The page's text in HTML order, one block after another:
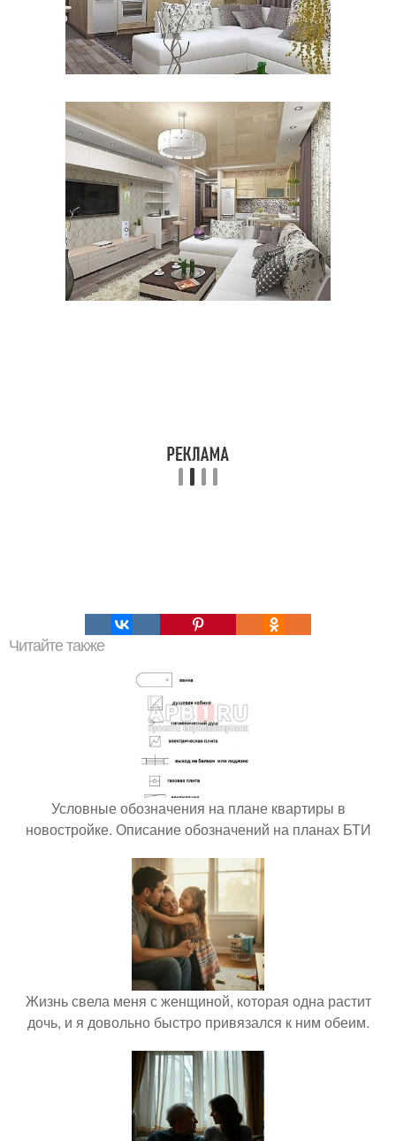
Читайте также
Условные обозначения на плане квартиры в
новостройке. Описание обозначений на планах БТИ
Жизнь свела меня с женщиной, которая одна растит
дочь, и я довольно быстро привязался к ним обеим.